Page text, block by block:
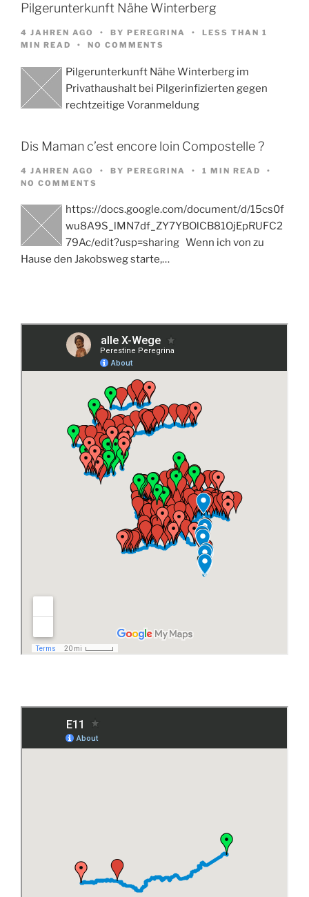
Pilgerunterkunft Nähe Winterberg
4 JAHREN AGO BY PEREGRINA
LESS THAN 1
MIN READ
NO COMMENTS
Pilgerunterkunft Nähe Winterberg im
Privathaushalt bei Pilgerinfizierten gegen
rechtzeitige Voranmeldung
Dis Maman c’est encore loin Compostelle ?
4 JAHREN AGO BY PEREGRINA
1 MIN READ
NO COMMENTS
https://docs.google.com/document/d/15cs0f
wu8A9S_lMN7df_ZY7YBOlCB81OjEpRUFC2
79Ac/edit?usp=sharing Wenn ich von zu
Hause den Jakobsweg starte,…